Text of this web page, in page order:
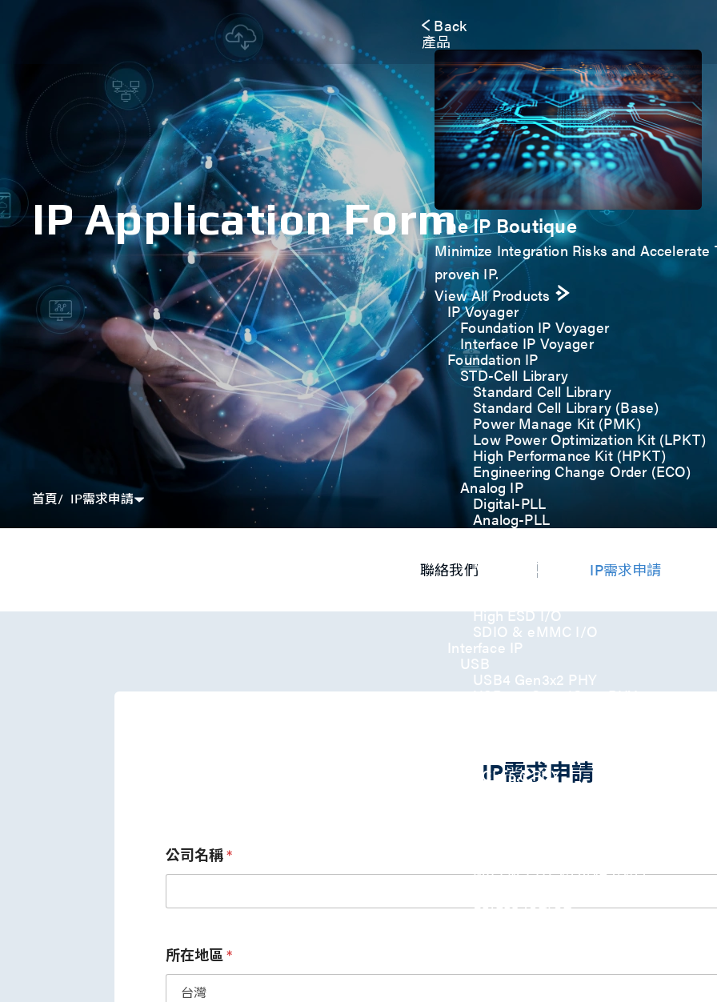
Back
產品
The IP Boutique
Minimize Integration Risks and
proven IP.
View All Products
IP Voyager
Foundation IP Voyager
Interface IP Voyager
Foundation IP
STD-Cell Library
Standard Cell Library
Standard Cell Library (Base)
Power Manage Kit (PMK)
Low Power Optimization Kit (LPKT)
High Performance Kit (HPKT)
Engineering Change Order (ECO)
Analog IP
Digital-PLL
Analog-PLL
ADC / Temp. Sensor
Memory Compiler
I/O
High ESD I/O
SDIO & eMMC I/O
Interface IP
USB
USB4 Gen3x2 PHY
USB 3.2 Gen2/Gen1 PHY
PCIe 5.0 PHY
MIPI M-PHY v5.0/v4.1/v3.1
Serdes 10G/5G
IP Application Form
首頁 IP需求申請
聯絡我們 IP需求申請
IP需求申請
公司名稱*
所在地區*